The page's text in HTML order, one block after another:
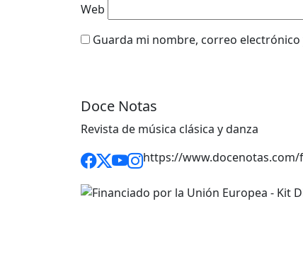
Web
Guarda mi nombre, correo
Doce Notas
Revista de música clásica y danza
https://